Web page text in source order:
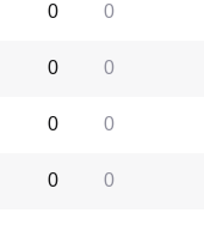
0
0
0
0
0
0
0
0